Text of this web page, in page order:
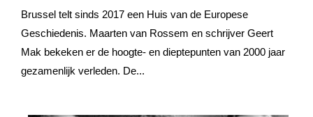
Brussel telt sinds 2017 een Huis van de Europese
Geschiedenis. Maarten van Rossem en schrijver Geert
Mak bekeken er de hoogte- en dieptepunten van 2000 jaar
gezamenlijk verleden. De...